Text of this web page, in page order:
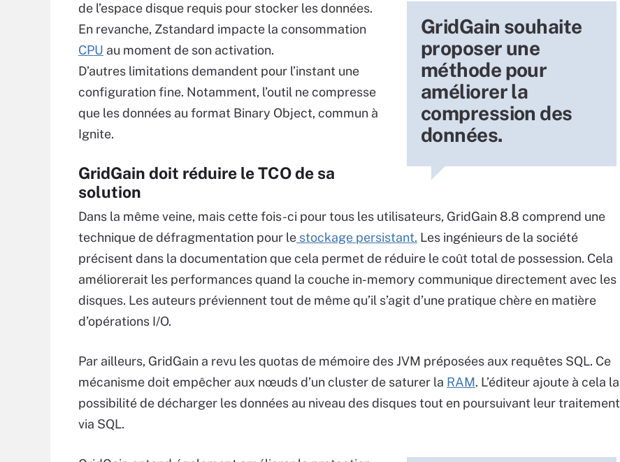
GridGain souhaite
proposer une
méthode pour
améliorer la
compression des
données.
de l’espace disque requis pour stocker les données.
En revanche, Zstandard impacte la consommation
CPU au moment de son activation.
D’autres limitations demandent pour l’instant une
configuration fine. Notamment, l’outil ne compresse
que les données au format Binary Object, commun à
Ignite.
GridGain doit réduire le TCO de sa
solution
Dans la même veine, mais cette fois-ci pour tous les utilisateurs, GridGain 8.8 comprend une
technique de défragmentation pour le stockage persistant. Les ingénieurs de la société
précisent dans la documentation que cela permet de réduire le coût total de possession. Cela
améliorerait les performances quand la couche in-memory communique directement avec les
disques. Les auteurs préviennent tout de même qu’il s’agit d’une pratique chère en matière
d’opérations I/O.
Par ailleurs, GridGain a revu les quotas de mémoire des JVM préposées aux requêtes SQL. Ce
mécanisme doit empêcher aux nœuds d’un cluster de saturer la RAM. L’éditeur ajoute à cela la
possibilité de décharger les données au niveau des disques tout en poursuivant leur traitement
via SQL.